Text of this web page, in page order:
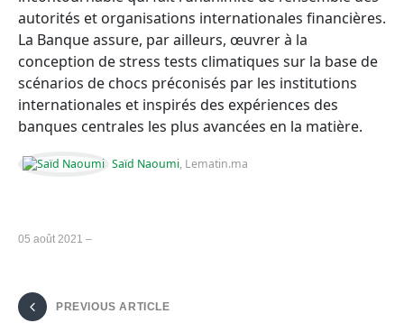
autorités et organisations internationales financières.
La Banque assure, par ailleurs, œuvrer à la
conception de stress tests climatiques sur la base de
scénarios de chocs préconisés par les institutions
internationales et inspirés des expériences des
banques centrales les plus avancées en la matière.
Saïd Naoumi, Lematin.ma
05 août 2021 –
PREVIOUS ARTICLE